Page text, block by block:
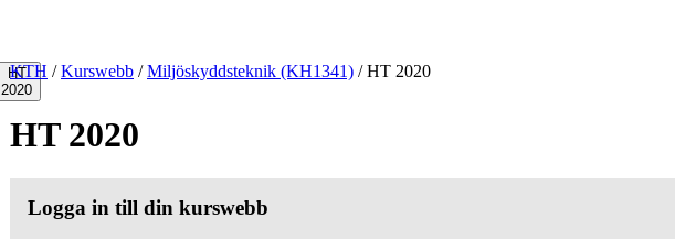
HT
2020
KTH / Kurswebb / Miljöskyddsteknik (KH1341) /HT 2020
HT 2020
Logga in till din kurswebb